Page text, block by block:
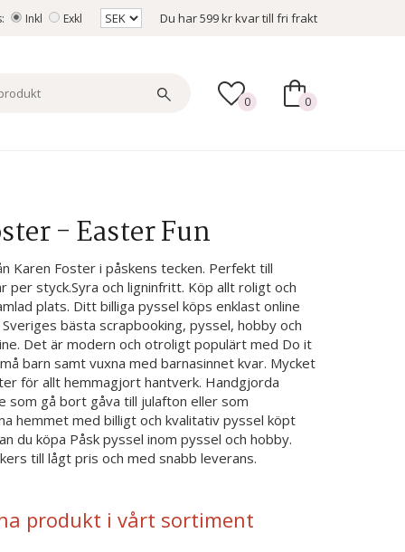
Inkl Exkl Du har599 krkvar till fri frakt
0 0
- Easter Fun
Karen Foster i påskens tecken. Perfekt till
per styck.Syra och ligninfritt. Köp allt roligt och
plats. Ditt billiga pyssel köps enklast online
bästa scrapbooking, pyssel, hobby och
Det är modern och otroligt populärt med Do it
barn samt vuxna med barnasinnet kvar. Mycket
för allt hemmagjort hantverk. Handgjorda
som gå bort gåva till julafton eller som
hemmet med billigt och kvalitativ pyssel köpt
du köpa Påsk pyssel inom pyssel och hobby.
till lågt pris och med snabb leverans.
produkt i vårt sortiment